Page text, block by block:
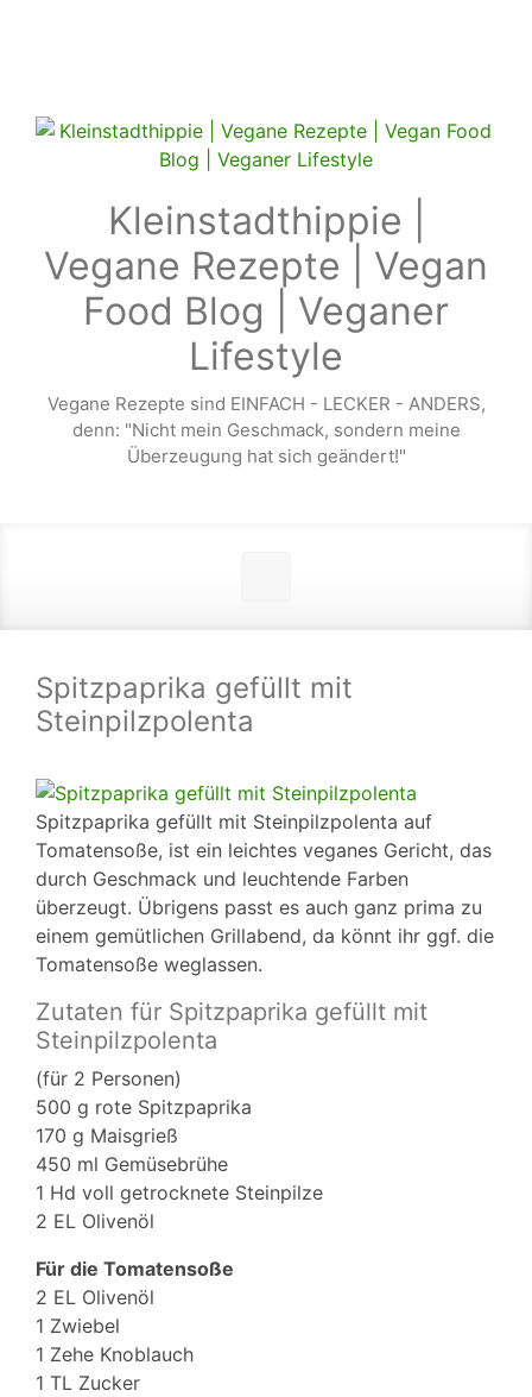
Kleinstadthippie |
Vegane Rezepte | Vegan
Food Blog | Veganer
Lifestyle
Vegane Rezepte sind EINFACH - LECKER - ANDERS,
denn: "Nicht mein Geschmack, sondern meine
Überzeugung hat sich geändert!"
Spitzpaprika gefüllt mit
Steinpilzpolenta
Spitzpaprika gefüllt mit Steinpilzpolenta auf
Tomatensoße, ist ein leichtes veganes Gericht, das
durch Geschmack und leuchtende Farben
überzeugt. Übrigens passt es auch ganz prima zu
einem gemütlichen Grillabend, da könnt ihr ggf. die
Tomatensoße weglassen.
Zutaten für Spitzpaprika gefüllt mit
Steinpilzpolenta
(für 2 Personen)
500 g rote Spitzpaprika
170 g Maisgrieß
450 ml Gemüsebrühe
1 Hd voll getrocknete Steinpilze
2 EL Olivenöl
Für die Tomatensoße
2 EL Olivenöl
1 Zwiebel
1 Zehe Knoblauch
1 TL Zucker